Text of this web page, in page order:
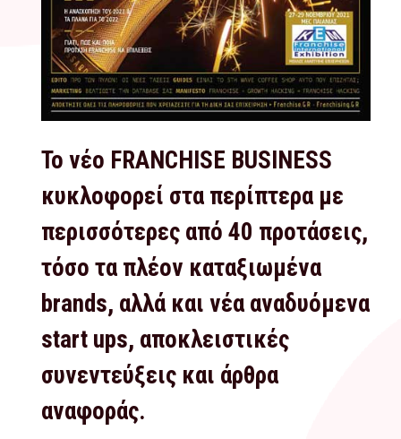
Το νέο FRANCHISE BUSINESS
κυκλοφορεί στα περίπτερα με
περισσότερες από 40 προτάσεις,
τόσο τα πλέον καταξιωμένα
brands, αλλά και νέα αναδυόμενα
start ups, αποκλειστικές
συνεντεύξεις και άρθρα
αναφοράς.